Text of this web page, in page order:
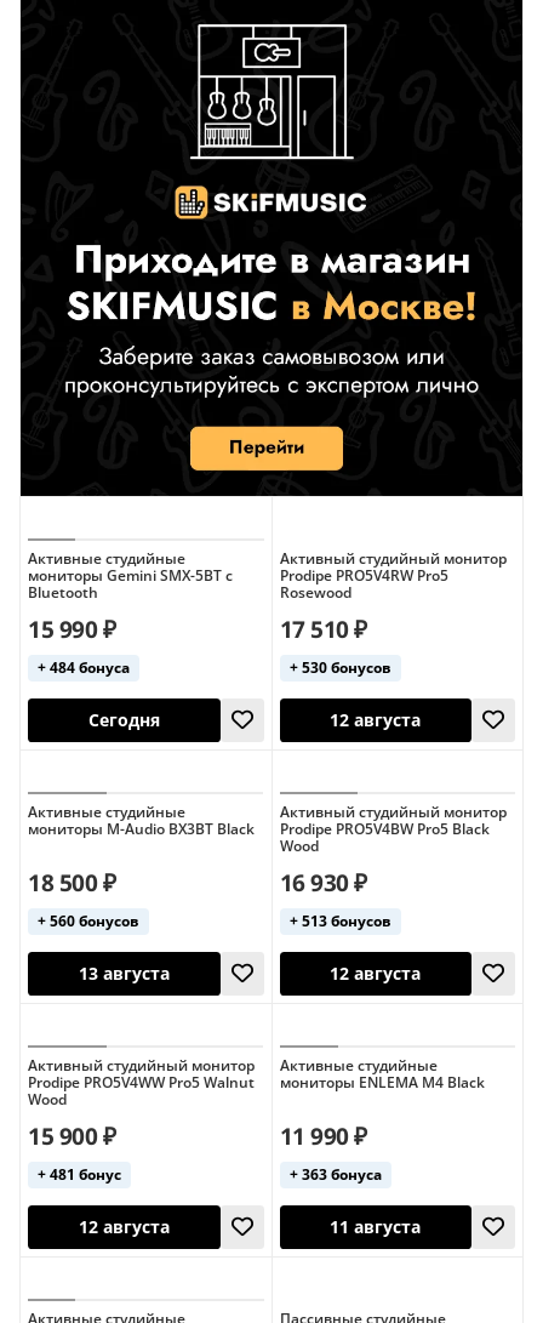
Активные студийные
мониторы Gemini SMX-5BT с
Bluetooth
15 990 ₽
+ 484 бонуса
Сегодня
Активный студийный монитор
Prodipe PRO5V4RW Pro5
Rosewood
17 510 ₽
+ 530 бонусов
12 августа
Активные студийные
мониторы M-Audio BX3BT Black
18 500 ₽
+ 560 бонусов
13 августа
Активный студийный монитор
Prodipe PRO5V4BW Pro5 Black
Wood
16 930 ₽
+ 513 бонусов
12 августа
Активный студийный монитор
Prodipe PRO5V4WW Pro5 Walnut
Wood
15 900 ₽
+ 481 бонус
Активные студийные
мониторы ENLEMA M4 Black
11 990 ₽
+ 363 бонуса
Активные студийные Пассивные студийные